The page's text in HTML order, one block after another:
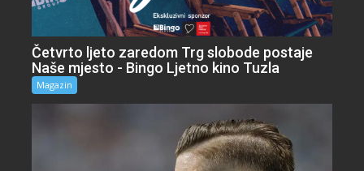
Četvrto ljeto zaredom Trg slobode postaje
Naše mjesto - Bingo Ljetno kino Tuzla
Magazin